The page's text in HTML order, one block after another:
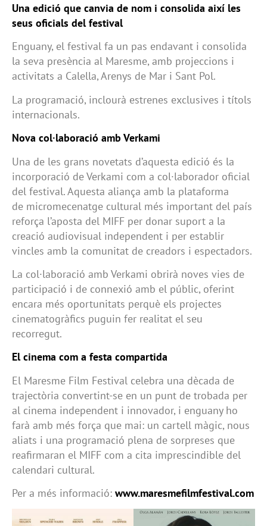
Una edició que canvia de nom i consolida així les
seus oficials del festival
Enguany, el festival fa un pas endavant i consolida
la seva presència al Maresme, amb projeccions i
activitats a Calella, Arenys de Mar i Sant Pol.
La programació, inclourà estrenes exclusives i títols
internacionals.
Nova col·laboració amb Verkami
Una de les grans novetats d’aquesta edició és la
incorporació de Verkami com a col·laborador oficial
del festival. Aquesta aliança amb la plataforma
de micromecenatge cultural més important del país
reforça l’aposta del MIFF per donar suport a la
creació audiovisual independent i per establir
vincles amb la comunitat de creadors i espectadors.
La col·laboració amb Verkami obrirà noves vies de
participació i de connexió amb el públic, oferint
encara més oportunitats perquè els projectes
cinematogràfics puguin fer realitat el seu
recorregut.
El cinema com a festa compartida
El Maresme Film Festival celebra una dècada de
trajectòria convertint-se en un punt de trobada per
al cinema independent i innovador, i enguany ho
farà amb més força que mai: un cartell màgic, nous
aliats i una programació plena de sorpreses que
reafirmaran el MIFF com a cita imprescindible del
calendari cultural.
Per a més informació: www.maresmefilmfestival.com